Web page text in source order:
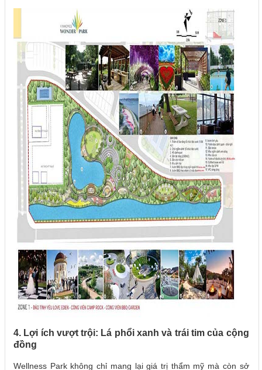
4. Lợi ích vượt trội: Lá phổi xanh và trái tim của cộng
đồng
Wellness Park không chỉ mang lại giá trị thẩm mỹ mà còn sở